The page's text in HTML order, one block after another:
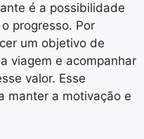
é a possibilidade
progresso. Por
um objetivo de
viagem e acompanhar
valor. Esse
manter a motivação e